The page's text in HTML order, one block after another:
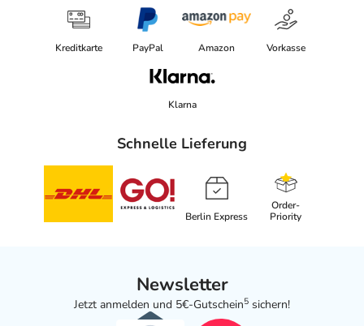
Kreditkarte PayPal Amazon Vorkasse
Klarna
Schnelle Lieferung
Berlin Express
Order-
Priority
Newsletter
Jetzt anmelden und 5€-Gutschein5 sichern!